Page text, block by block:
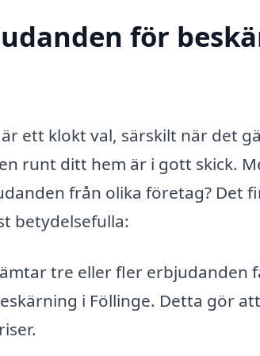
för
ett klokt val, särskilt när det
runt ditt hem är i gott skick.
från olika företag? Det
betydelsefulla:
tre eller fler erbjudanden
i Föllinge. Detta gör